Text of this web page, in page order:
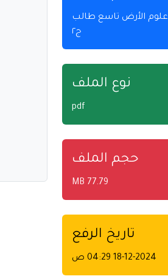
علوم الأرض تاسع طالب
ج٢
نوع الملف
pdf
حجم الملف
77.79 MB
تاريخ الرفع
18-12-2024 04:29 ص